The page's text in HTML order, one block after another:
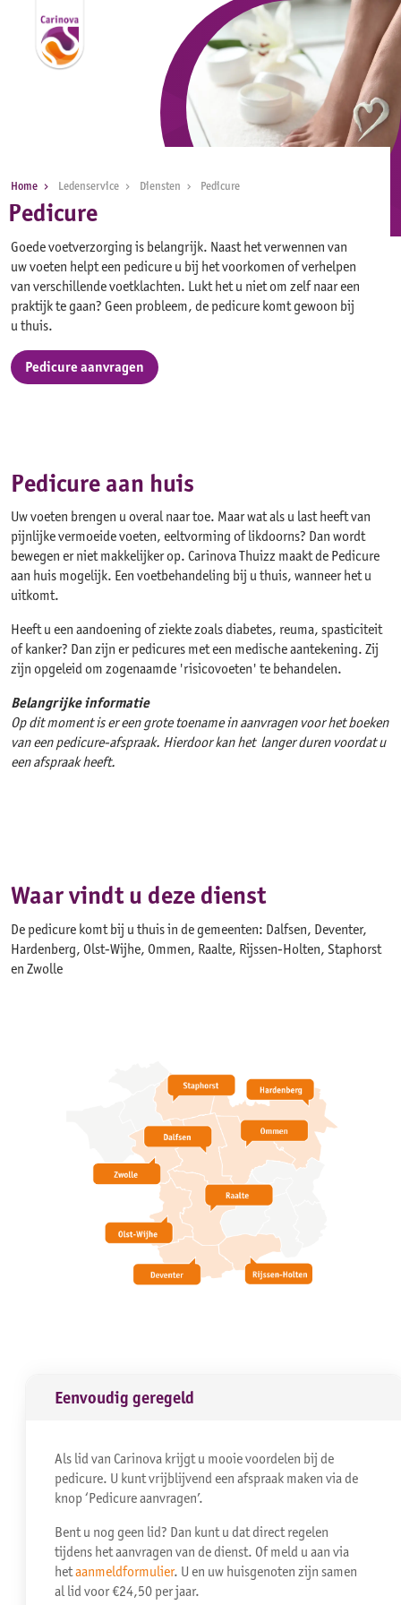
Home Ledenservice Diensten Pedicure
Pedicure
Goede voetverzorging is belangrijk. Naast het verwennen van
uw voeten helpt een pedicure u bij het voorkomen of verhelpen
van verschillende voetklachten. Lukt het u niet om zelf naar een
praktijk te gaan? Geen probleem, de pedicure komt gewoon bij
u thuis.
Pedicure aanvragen
Pedicure aan huis
Uw voeten brengen u overal naar toe. Maar wat als u last heeft van
pijnlijke vermoeide voeten, eeltvorming of likdoorns? Dan wordt
bewegen er niet makkelijker op. Carinova Thuizz maakt de Pedicure
aan huis mogelijk. Een voetbehandeling bij u thuis, wanneer het u
uitkomt.
Heeft u een aandoening of ziekte zoals diabetes, reuma, spasticiteit
of kanker? Dan zijn er pedicures met een medische aantekening. Zij
zijn opgeleid om zogenaamde 'risicovoeten' te behandelen.
Belangrijke informatie
Op dit moment is er een grote toename in aanvragen voor het boeken
van een pedicure-afspraak. Hierdoor kan het langer duren voordat u
een afspraak heeft.
Waar vindt u deze dienst
De pedicure komt bij u thuis in de gemeenten: Dalfsen, Deventer,
Hardenberg, Olst-Wijhe, Ommen, Raalte, Rijssen-Holten, Staphorst
en Zwolle
Eenvoudig geregeld
Als lid van Carinova krijgt u mooie voordelen bij de
pedicure. U kunt vrijblijvend een afspraak maken via de
knop ‘Pedicure aanvragen’.
Bent u nog geen lid? Dan kunt u dat direct regelen
tijdens het aanvragen van de dienst. Of meld u aan via
hetaanmeldformulier. U en uw huisgenoten zijn samen
al lid voor €24,50 per jaar.